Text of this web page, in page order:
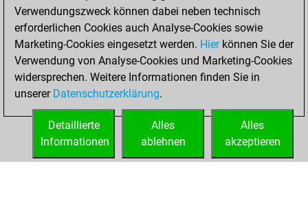
your Fritz account
Mittwoch,
September 28,
2022
You created
your Studies account
Studies
Verwendungszweck können dabei neben technisch
erforderlichen Cookies auch Analyse-Cookies sowie
Marketing-Cookies eingesetzt werden. Hierkönnen Sie der
Verwendung von Analyse-Cookies und Marketing-Cookies
widersprechen. Weitere Informationen finden Sie in
unserer Datenschutzerklärung.
Alles
akzeptieren
Alles
ablehnen
Detaillierte
Informationen